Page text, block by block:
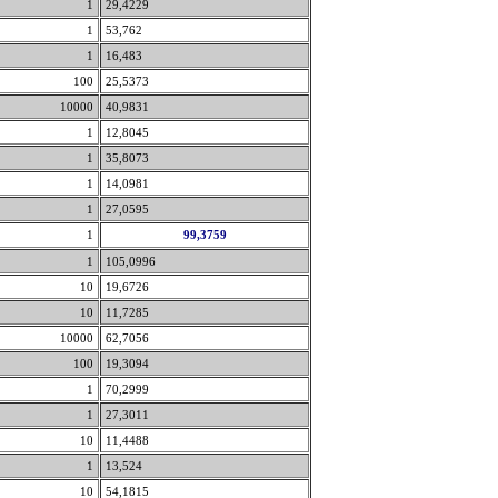
1
29,4229
1
53,762
1
16,483
100
25,5373
10000
40,9831
1
12,8045
1
35,8073
1
14,0981
1
27,0595
1
99,3759
1
105,0996
10
19,6726
10
11,7285
10000
62,7056
100
19,3094
1
70,2999
1
27,3011
10
11,4488
1
13,524
10
54,1815